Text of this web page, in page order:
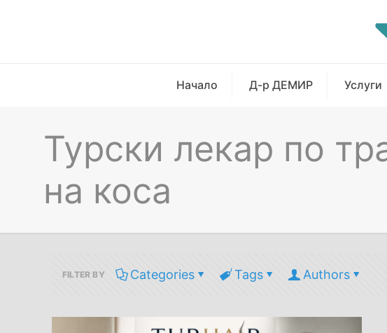
Начало Д-р ДЕМИР Услуги
Турски лекар по
на коса
FILTER BY Categories Tags Authors